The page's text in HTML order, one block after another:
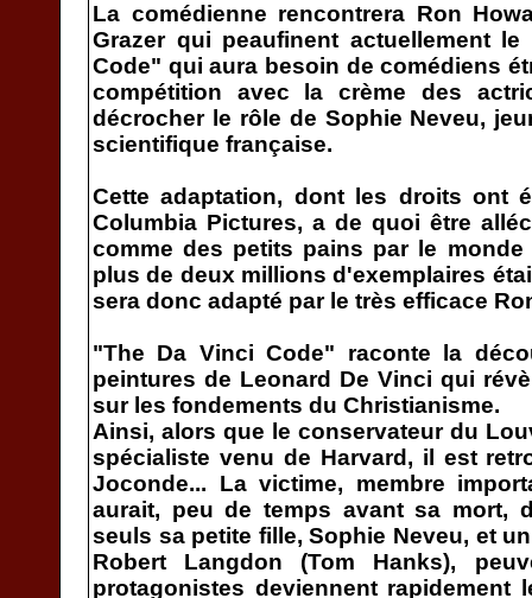
La comédienne rencontrera Ron
Grazer qui peaufinent actuellement
Code" qui aura besoin de comédiens
compétition avec la crème des
décrocher le rôle de Sophie Neveu,
scientifique française.
Cette adaptation, dont les droits ont
Columbia Pictures, a de quoi être
comme des petits pains par le
plus de deux millions d'exemplaires
sera donc adapté par le très efficace
"The Da Vinci Code" raconte la
peintures de Leonard De Vinci qui
sur les fondements du Christianisme.
Ainsi, alors que le conservateur du
spécialiste venu de Harvard, il est
Joconde... La victime, membre
aurait, peu de temps avant sa mort,
seuls sa petite fille, Sophie Neveu, et
Robert Langdon (Tom Hanks),
protagonistes deviennent rapidement